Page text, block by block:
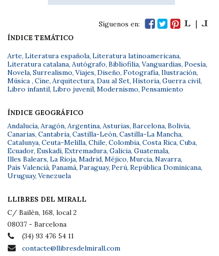
Síguenos en:
ÍNDICE TEMÁTICO
Arte, Literatura española, Literatura latinoamericana,
Literatura catalana, Autógrafo, Bibliofilia, Vanguardias, Poesía,
Novela, Surrealismo, Viajes, Diseño, Fotografía, Ilustración,
Música , Cine, Arquitectura, Dau al Set, Historia, Guerra civil,
Libro infantil, Libro juvenil, Modernismo, Pensamiento
ÍNDICE GEOGRÁFICO
Andalucía, Aragón, Argentina, Asturias, Barcelona, Bolivia,
Canarias, Cantabria, Castilla-León, Castilla-La Mancha,
Catalunya, Ceuta-Melilla, Chile, Colombia, Costa Rica, Cuba,
Ecuador, Euskadi, Extremadura, Galicia, Guatemala,
Illes Balears, La Rioja, Madrid, Méjico, Murcia, Navarra,
País Valencià, Panamá, Paraguay, Perú, República Dominicana,
Uruguay, Venezuela
LLIBRES DEL MIRALL
C/ Bailèn, 168, local 2
08037 - Barcelona
(34) 93 476 54 11
contacte@llibresdelmirall.com